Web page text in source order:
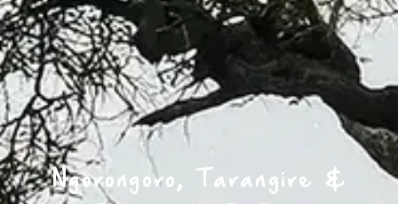
Ngorongoro, Tarangire &